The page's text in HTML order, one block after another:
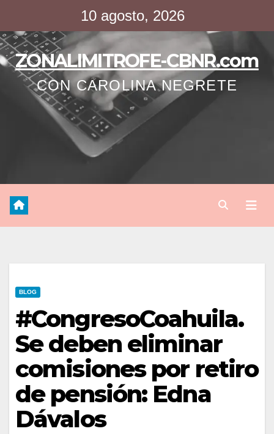
contenido
10 agosto, 2026
ZONALIMITROFE-CBNR.com
CON CAROLINA NEGRETE
BLOG
#CongresoCoahuila.
Se deben eliminar
comisiones por retiro
de pensión: Edna
Dávalos